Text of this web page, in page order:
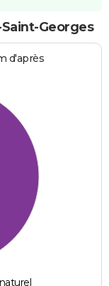
Georges
d'après